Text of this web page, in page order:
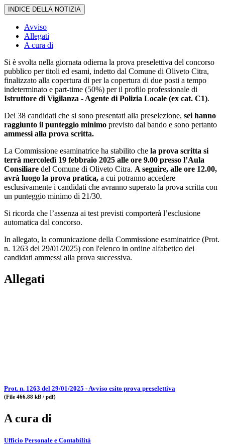
INDICE DELLA NOTIZIA
Avviso
Allegati
A cura di
Si è svolta nella giornata odierna la prova preselettiva del concorso
pubblico per titoli ed esami, indetto dal Comune di Oliveto Citra,
finalizzato alla copertura di per la copertura di due posti a tempo
indeterminato e part-time (50%) per il profilo professionale di
Istruttore di Vigilanza - Agente di Polizia Locale (ex cat. C1).
Dei 38 candidati che si sono presentati alla preselezione, sei hanno
raggiunto il punteggio minimo previsto dal bando e sono pertanto
ammessi alla prova scritta.
La Commissione esaminatrice ha stabilito che la prova scritta si
terrà mercoledì 19 febbraio 2025 alle ore 9.00 presso l’Aula
Consiliare del Comune di Oliveto Citra. A seguire, alle ore 12.00,
avrà luogo la prova pratica, a cui potranno accedere
esclusivamente i candidati che avranno superato la prova scritta con
un punteggio minimo di 21/30.
Si ricorda che l’assenza ai test previsti comporterà l’esclusione
automatica dal concorso.
In allegato, la comunicazione della Commissione esaminatrice (Prot.
n. 1263 del 29/01/2025) con l'elenco in ordine alfabetico dei
candidati ammessi alla prova successiva.
Allegati
Prot. n. 1263 del 29/01/2025 - Avviso esito prova preselettiva
(File 466.88 kB / pdf)
A cura di
Ufficio Personale e Contabilità